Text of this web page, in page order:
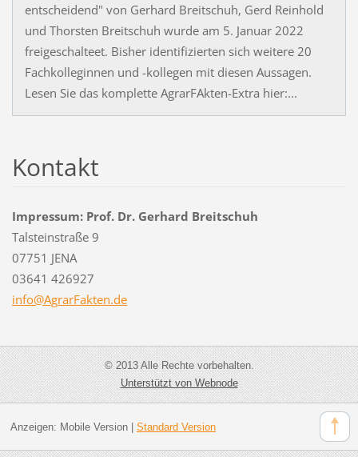
entscheidend" von Gerhard Breitschuh, Gerd Reinhold
und Thorsten Breitschuh wurde am 5. Januar 2022
freigeschalteet. Bisher identifizierten sich weitere 20
Fachkolleginnen und -kollegen mit diesen Aussagen.
Lesen Sie das komplette AgrarFAkten-Extra hier:...
Kontakt
Impressum: Prof. Dr. Gerhard Breitschuh
Talsteinstraße 9
07751 JENA
03641 426927
info@AgrarFakten.de
© 2013 Alle Rechte vorbehalten.
Unterstützt von Webnode
Anzeigen: Mobile Version| Standard Version